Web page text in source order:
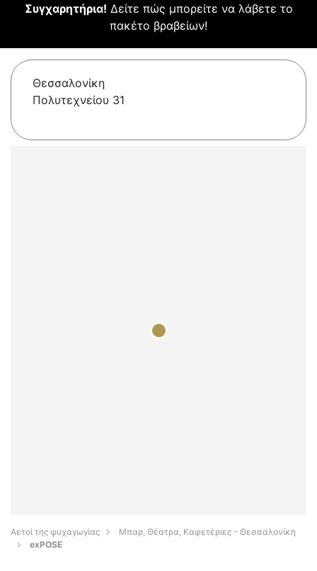
Συγχαρητήρια! Δείτε πώς μπορείτε να λάβετε το
πακέτο βραβείων!
Θεσσαλονίκη
Πολυτεχνείου 31
Αετοί της ψυχαγωγίας
Μπαρ, Θέατρα, Καφετέριες - Θεσσαλονίκη
exPOSE